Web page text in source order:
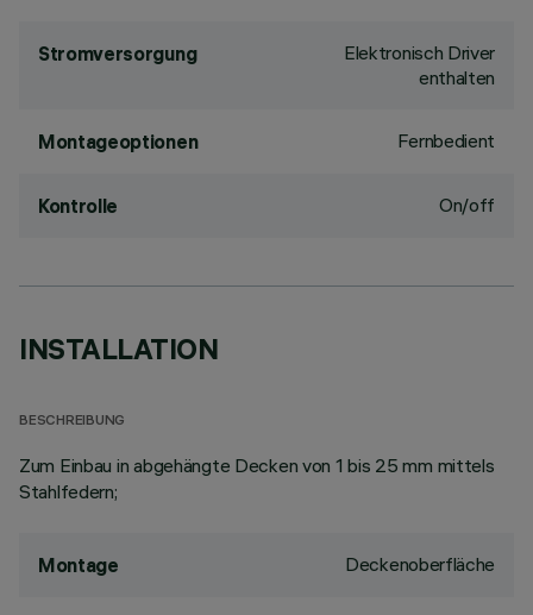
Stromversorgung
Elektronisch Driver
enthalten
Montageoptionen Fernbedient
Kontrolle On/off
INSTALLATION
BESCHREIBUNG
Zum Einbau in abgehängte Decken von 1 bis 25 mm mittels
Stahlfedern;
Montage Deckenoberfläche